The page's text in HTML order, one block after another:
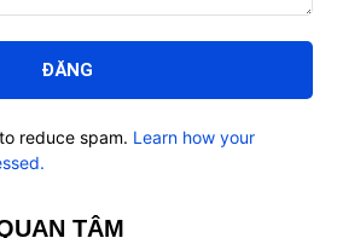
reduce spam. Learn how your
TÂM